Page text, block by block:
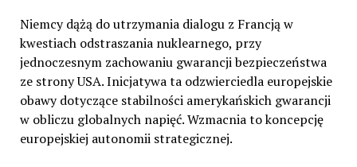
Niemcy dążą do utrzymania dialogu z Francją w
kwestiach odstraszania nuklearnego, przy
jednoczesnym zachowaniu gwarancji bezpieczeństwa
ze strony USA. Inicjatywa ta odzwierciedla europejskie
obawy dotyczące stabilności amerykańskich gwarancji
w obliczu globalnych napięć. Wzmacnia to koncepcję
europejskiej autonomii strategicznej.